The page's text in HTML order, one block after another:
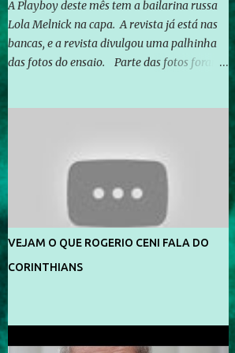
A Playboy deste mês tem a bailarina russa
Lola Melnick na capa. A revista já está nas
bancas, e a revista divulgou uma palhinha
das fotos do ensaio. Parte das fotos foram
divulga capa e primeiras fotos de Lola
Melnick - @aredacao
VEJAM O QUE ROGERIO CENI FALA DO
CORINTHIANS